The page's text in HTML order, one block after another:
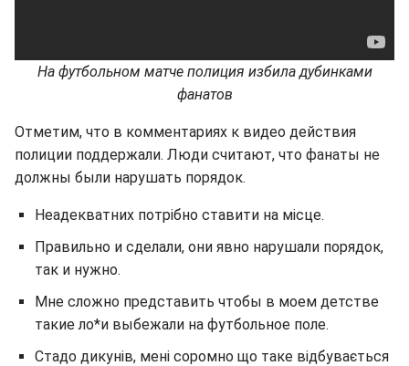
На футбольном матче полиция избила дубинками
фанатов
Отметим, что в комментариях к видео действия
полиции поддержали. Люди считают, что фанаты не
должны были нарушать порядок.
Неадекватних потрібно ставити на місце.
Правильно и сделали, они явно нарушали порядок,
так и нужно.
Мне сложно представить чтобы в моем детстве
такие ло*и выбежали на футбольное поле.
Стадо дикунiв, мені соромно що таке вiдбувається